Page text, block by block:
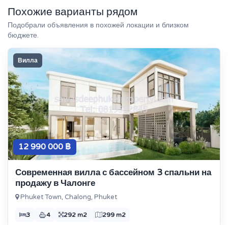
Похожие варианты рядом
Подобрали объявления в похожей локации и близком
бюджете.
Вилла
12 990 000 ฿
Современная вилла с бассейном 3 спальни на
продажу в Чалонге
Phuket Town, Chalong, Phuket
3 4 292 m2 299 m2